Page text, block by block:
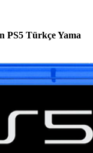
PS5 Türkçe Yama